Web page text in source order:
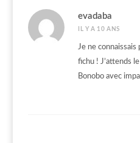
evadaba
IL Y A 10 ANS
Je ne connaissais
fichu ! J’attends
Bonobo avec